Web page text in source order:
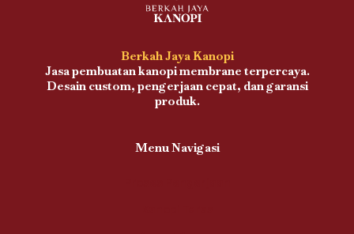
Berkah Jaya Kanopi
Jasa pembuatan kanopi membrane terpercaya.
Desain custom, pengerjaan cepat, dan garansi
produk.
Menu Navigasi